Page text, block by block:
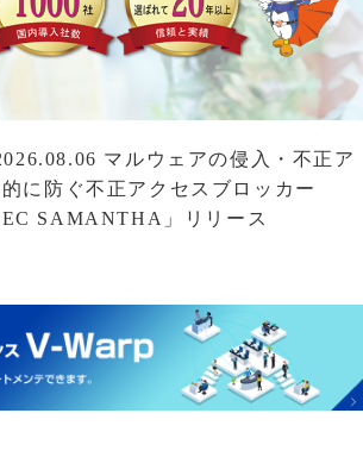
マルウェアの侵入・不正ア
に防ぐ不正アクセスブロッカー
SAMANTHA」リリース